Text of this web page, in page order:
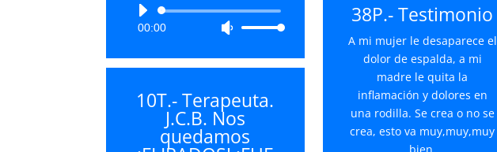
Reproductor
00:00
Utiliza
flecha
arriba/abajo
para
10T.- Terapeuta.
J.C.B. Nos
quedamos
38P.- Testimonio
A mi mujer le desaparece el
dolor de espalda, a mi
madre le quita la
inflamación y dolores en
una rodilla. Se crea o no se
crea, esto va muy,muy,muy